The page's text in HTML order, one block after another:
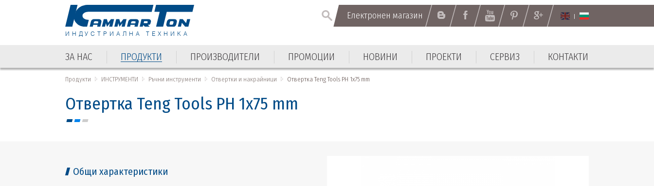
ИНДУСТРИАЛНА ТЕХНИКА
Електронен магазин
ЗА НАС ПРОДУКТИ ПРОИЗВОДИТЕЛИ ПРОМОЦИИ НОВИНИ ПРОЕКТИ СЕРВИЗ КОНТАКТИ
Електронен магазин
ЗА НАС ПРОДУКТИ
Продукти ИНСТРУМЕНТИ Ръчни инструменти Отвертки и накрайници Отвертка Teng Tools PH 1х75 mm
Отвертка Teng Tools PH 1х75 mm
Общи характеристики